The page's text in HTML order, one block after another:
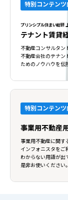
特別コンテンツ
プリンシプル住まい総研
テナント賃貸
不動産コンサルタン
不動産会社のテナン
ためのノウハウを伝
特別コンテンツ
事業用不動産
事業用不動産に関す
インフォニスタをご
わからない用語が出
是非お使いください。